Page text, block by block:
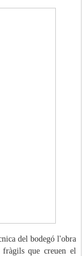
del bodegó l'obra
que creuen el